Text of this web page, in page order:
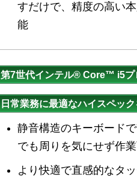
すだけで、精度の高い
能
第7世代インテル® Core™ i5プ
日常業務に最適なハイスペッ
静音構造のキーボード
でも周りを気にせず作
より快適で直感的なタ